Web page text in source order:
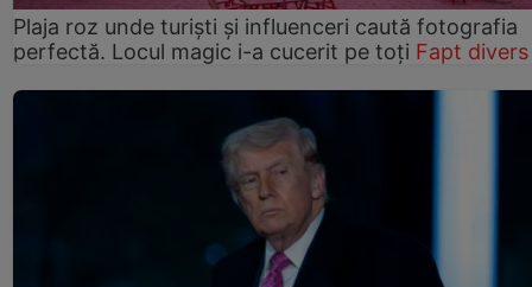
Plaja roz unde turiști și influenceri caută fotografia
perfectă. Locul magic i-a cucerit pe toți Fapt divers